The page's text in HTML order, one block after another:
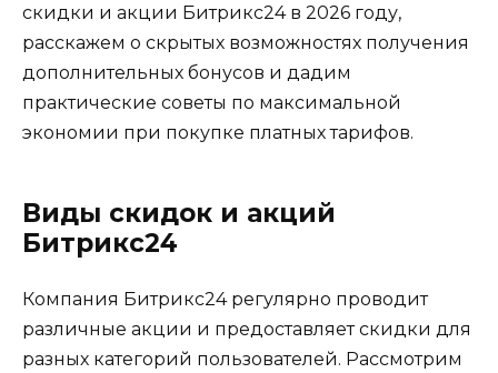
скидки и акции Битрикс24 в 2026 году,
расскажем о скрытых возможностях получения
дополнительных бонусов и дадим
практические советы по максимальной
экономии при покупке платных тарифов.
Виды скидок и акций
Битрикс24
Компания Битрикс24 регулярно проводит
различные акции и предоставляет скидки для
разных категорий пользователей. Рассмотрим